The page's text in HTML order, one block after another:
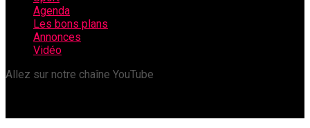
Agenda
Les bons plans
Annonces
Vidéo
Allez sur notre chaîne YouTube